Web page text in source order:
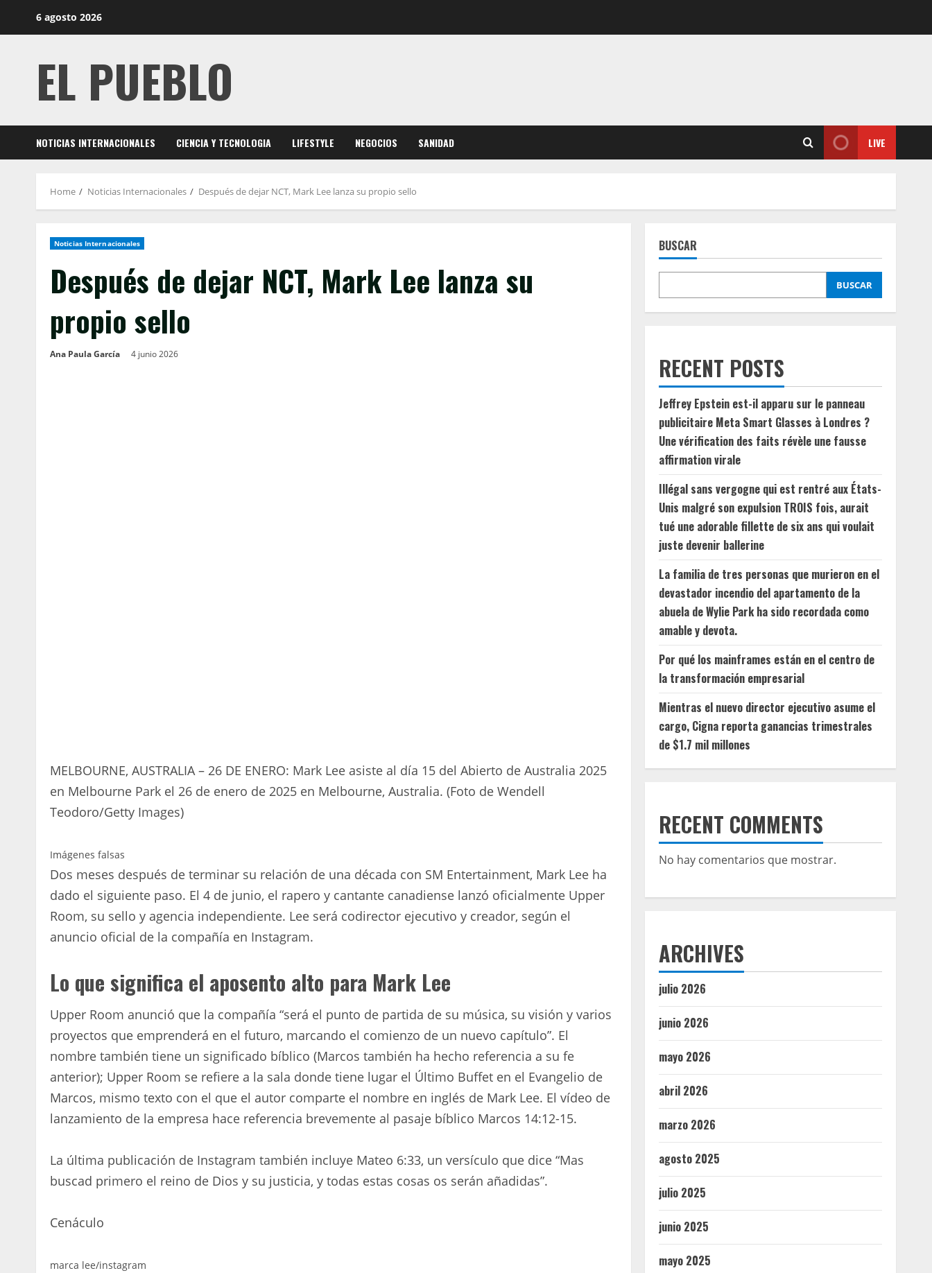
6 agosto 2026
EL PUEBLO
NOTICIAS INTERNACIONALES CIENCIA Y TECNOLOGIA LIFESTYLE NEGOCIOS SANIDAD LIVE
Home Noticias Internacionales Después de dejar NCT, Mark Lee lanza su propio sello
Noticias Internacionales
Después de dejar NCT, Mark Lee lanza su
propio sello
Ana Paula García 4 junio 2026
MELBOURNE, AUSTRALIA – 26 DE ENERO: Mark Lee asiste al día 15 del Abierto de Australia 2025
en Melbourne Park el 26 de enero de 2025 en Melbourne, Australia. (Foto de Wendell
Teodoro/Getty Images)
Imágenes falsas
Dos meses después de terminar su relación de una década con SM Entertainment, Mark Lee ha
dado el siguiente paso. El 4 de junio, el rapero y cantante canadiense lanzó oficialmente Upper
Room, su sello y agencia independiente. Lee será codirector ejecutivo y creador, según el
anuncio oficial de la compañía en Instagram.
Lo que significa el aposento alto para Mark Lee
Upper Room anunció que la compañía “será el punto de partida de su música, su visión y varios
proyectos que emprenderá en el futuro, marcando el comienzo de un nuevo capítulo”. El
nombre también tiene un significado bíblico (Marcos también ha hecho referencia a su fe
anterior); Upper Room se refiere a la sala donde tiene lugar el Último Buffet en el Evangelio de
Marcos, mismo texto con el que el autor comparte el nombre en inglés de Mark Lee. El vídeo de
lanzamiento de la empresa hace referencia brevemente al pasaje bíblico Marcos 14:12-15.
La última publicación de Instagram también incluye Mateo 6:33, un versículo que dice “Mas
buscad primero el reino de Dios y su justicia, y todas estas cosas os serán añadidas”.
Cenáculo
marca lee/instagram
BUSCAR
BUSCAR
RECENT POSTS
Jeffrey Epstein est-il apparu sur le panneau
publicitaire Meta Smart Glasses à Londres ?
Une vérification des faits révèle une fausse
affirmation virale
Illégal sans vergogne qui est rentré aux États-
Unis malgré son expulsion TROIS fois, aurait
tué une adorable fillette de six ans qui voulait
juste devenir ballerine
La familia de tres personas que murieron en el
devastador incendio del apartamento de la
abuela de Wylie Park ha sido recordada como
amable y devota.
Por qué los mainframes están en el centro de
la transformación empresarial
Mientras el nuevo director ejecutivo asume el
cargo, Cigna reporta ganancias trimestrales
de $1.7 mil millones
RECENT COMMENTS
No hay comentarios que mostrar.
ARCHIVES
julio 2026
junio 2026
mayo 2026
abril 2026
marzo 2026
agosto 2025
julio 2025
junio 2025
mayo 2025